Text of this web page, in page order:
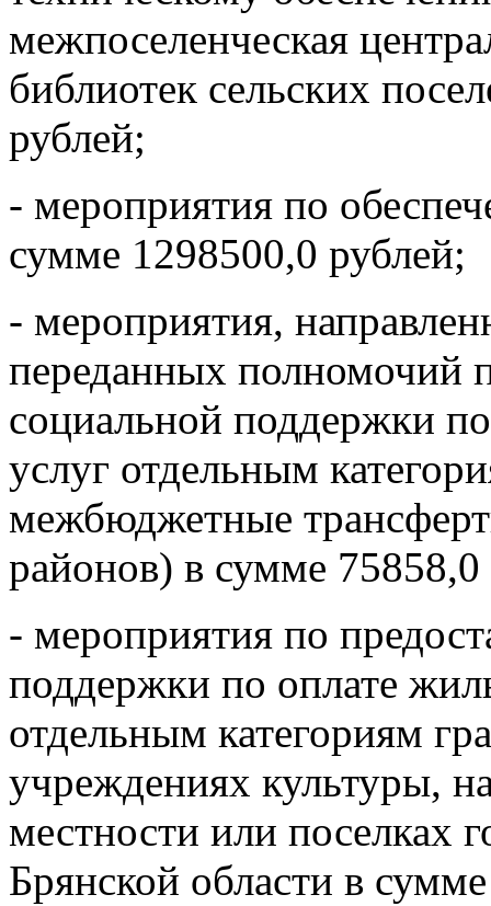
межпоселенческая
библиотек сельских
рублей;
- мероприятия по
сумме 1298500,0 рублей;
- мероприятия,
переданных полномочий
социальной поддержки
услуг отдельным
межбюджетные
районов) в сумме 75858,0
- мероприятия по
поддержки по оплате
отдельным категориям
учреждениях культуры,
местности или поселках
Брянской области в